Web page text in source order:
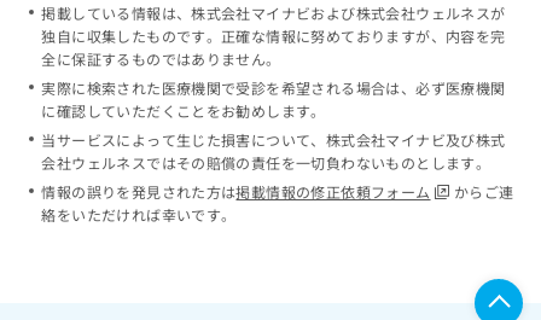
掲載している情報は、株式会社マイナビおよび株式会社ウェルネスが
独自に収集したものです。正確な情報に努めておりますが、内容を完
全に保証するものではありません。
実際に検索された医療機関で受診を希望される場合は、必ず医療機関
に確認していただくことをお勧めします。
当サービスによって生じた損害について、株式会社マイナビ及び株式
会社ウェルネスではその賠償の責任を一切負わないものとします。
情報の誤りを発見された方は掲載情報の修正依頼フォーム
からご連
絡をいただければ幸いです。